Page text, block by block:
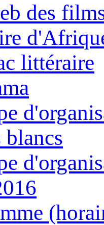
des
littéraire
blancs